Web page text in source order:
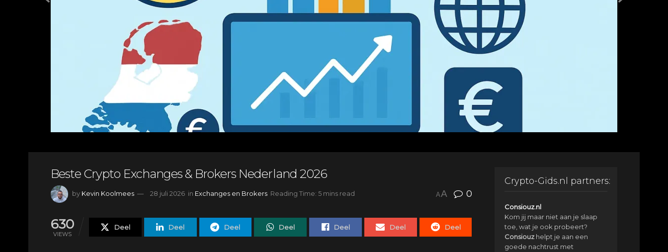
Beste Crypto Exchanges & Brokers Nederland 2026
by Kevin Koolmees 28 juli 2026 in Exchanges en Brokers Reading Time: 5 mins read AA 0
630
VIEWS
Deel Deel Deel Deel Deel Deel Deel
Crypto-Gids.nl partners:
Consiouz.nl
Kom jij maar niet aan je slaap
toe, wat je ook probeert?
Consiouzhelpt je aan een
goede nachtrust met